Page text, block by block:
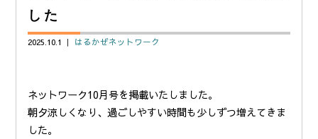
した
2025.10.1 ｜ はるかぜネットワーク
ネットワーク10月号を掲載いたしました。
朝夕涼しくなり、過ごしやすい時間も少しずつ増えてきま
した。